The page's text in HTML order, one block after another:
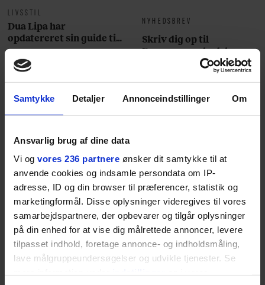
Samtykke Detaljer Annonceindstillinger Om
Ansvarlig brug af dine data
Vi og vores 236 partnere ønsker dit samtykke til at
anvende cookies og indsamle persondata om IP-
adresse, ID og din browser til præferencer, statistik og
marketingformål. Disse oplysninger videregives til vores
samarbejdspartnere, der opbevarer og tilgår oplysninger
på din enhed for at vise dig målrettede annoncer, levere
tilpasset indhold, foretage annonce- og indholdsmåling,
lave målgruppeundersøgelser og udvikle tjenester. Se
LIVSSTIL
Dua Lipa har
opdatereret sin guide til
København. Og den er –
ikke overraskende –
ganske forudsigelig
NYHEDSBREV
Skriv dig op til
Euromans nyhedsbrev
Jeg er udpræget
midterbarn. Når min far
drak sig fuld og blev
uvenner med min mor, var
det naturligt for mig at
forsøge at redde